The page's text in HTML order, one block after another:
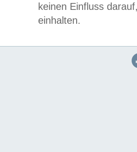
keinen Einfluss
einhalten.